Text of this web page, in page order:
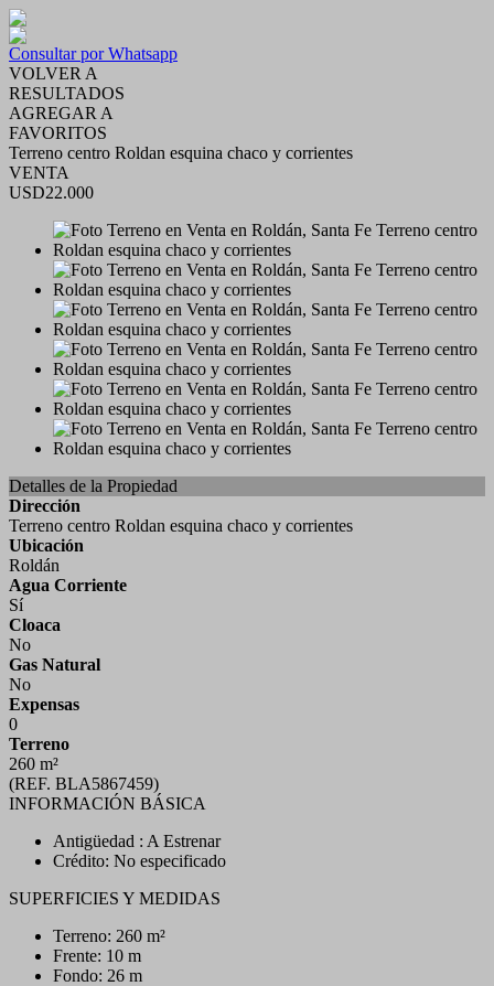
Consultar por Whatsapp
VOLVER A
RESULTADOS
AGREGAR A
FAVORITOS
Terreno centro Roldan esquina chaco y corrientes
VENTA
USD22.000
Detalles de la Propiedad
Dirección
Terreno centro Roldan esquina chaco y corrientes
Ubicación
Roldán
Agua Corriente
Sí
Cloaca
No
Gas Natural
No
Expensas
0
Terreno
260 m²
(REF. BLA5867459)
INFORMACIÓN BÁSICA
Antigüedad : A Estrenar
Crédito: No especificado
SUPERFICIES Y MEDIDAS
Terreno: 260 m²
Frente: 10 m
Fondo: 26 m